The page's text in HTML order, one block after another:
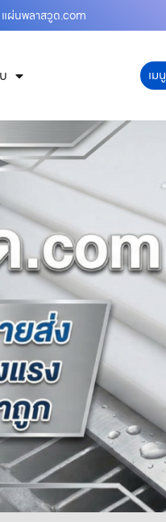
แผ่นพลาสวูด.com
เมนู